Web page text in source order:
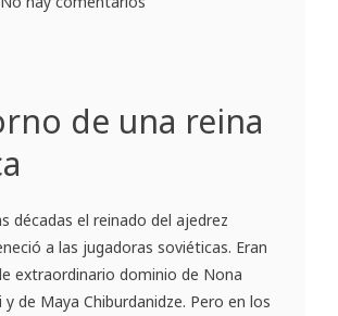
de una reina
décadas el reinado del ajedrez
a las jugadoras soviéticas. Eran
extraordinario dominio de Nona
y de Maya Chiburdanidze. Pero en los